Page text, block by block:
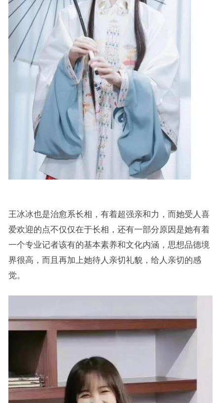
王冰冰也是治愈系长相，有着超强亲和力，而她受人喜
爱欢迎的点不仅仅在于长相，还有一部分原因是她有着
一个专业记者该有的基本素养和文化内涵，思想品德境
界很高，而且再加上她待人亲切礼貌，给人亲切的感
觉。